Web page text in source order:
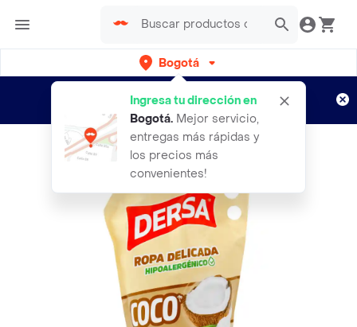
Bogotá
Ingresa tu dirección en
Bogotá. Mejor servicio,
entregas más rápidas y
los precios más
convenientes!
envíos gratis por semanas
Aplican TyC